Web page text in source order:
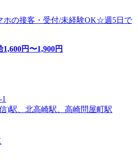
ホの接客・受付/未経験OK☆週5日で
1,600円〜1,900円
)駅、北高崎駅、高崎問屋町駅